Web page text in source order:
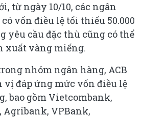
từ ngày 10/10, các ngân
vốn điều lệ tối thiểu 50.000
yêu cầu đặc thù cũng có thể
xuất vàng miếng.
nhóm ngân hàng, ACB
vị đáp ứng mức vốn điều lệ
bao gồm Vietcombank,
Agribank, VPBank,